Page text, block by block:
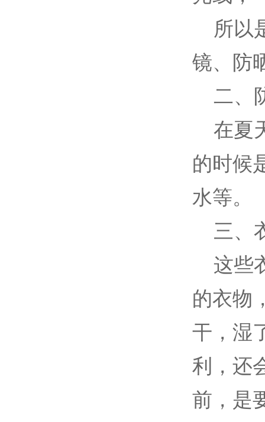
所以
镜、防
二、
在夏
的时候
水等。
三、
这些
的衣物
干，湿
利，还
前，是